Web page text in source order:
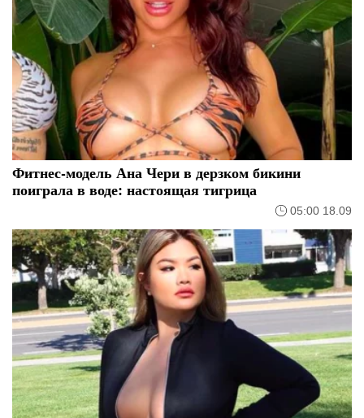
Фитнес-модель Ана Чери в дерзком бикини
поиграла в воде: настоящая тигрица
05:00 18.09